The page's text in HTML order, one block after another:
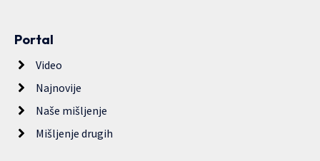
Portal
Video
Najnovije
Naše mišljenje
Mišljenje drugih